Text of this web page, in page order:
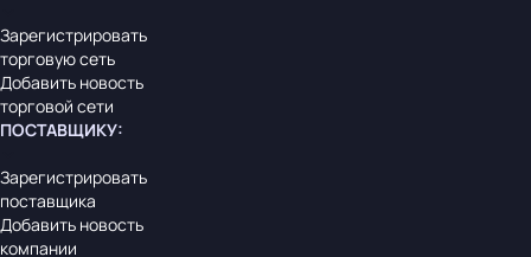
Зарегистрировать
торговую сеть
Добавить новость
торговой сети
ПОСТАВЩИКУ:
Зарегистрировать
поставщика
Добавить новость
компании